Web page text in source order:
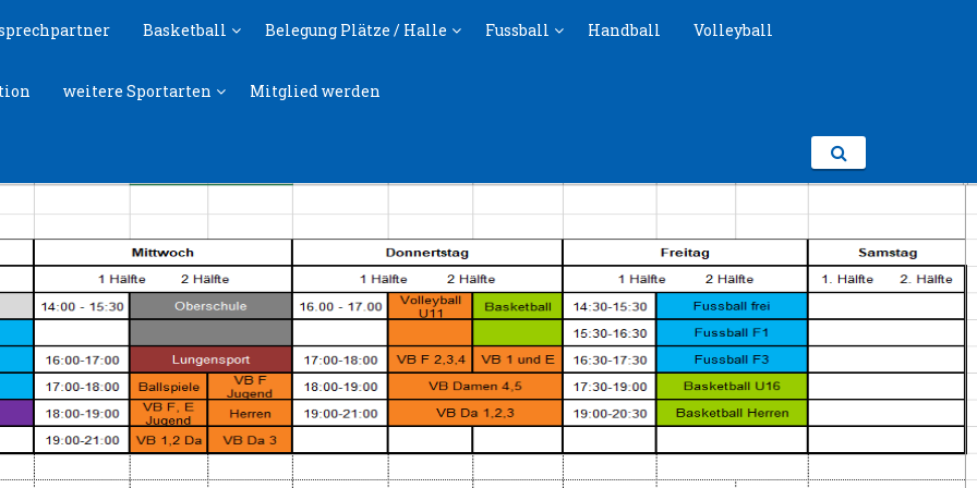
Basketball Belegung Plätze / Halle Fussball Handball Volleyball
weitere Sportarten Mitglied werden